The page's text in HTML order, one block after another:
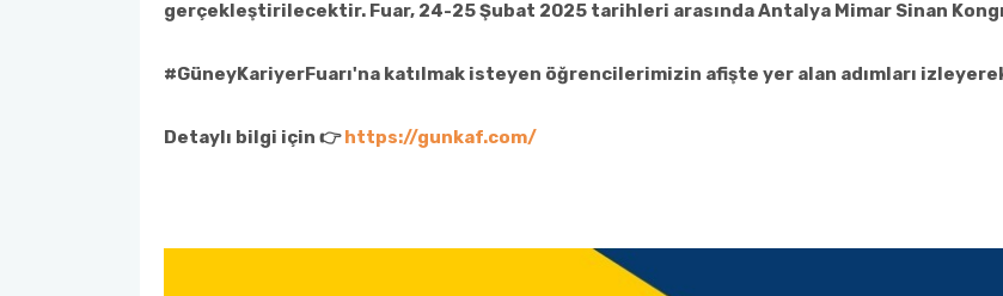
gerçekleştirilecektir. Fuar, 24-25 Şubat 2025 tarihleri arasında Antalya Mimar Sinan
#GüneyKariyerFuarı'na katılmak isteyen öğrencilerimizin afişte yer alan adımları
Detaylı bilgi için 👉https://gunkaf.com/